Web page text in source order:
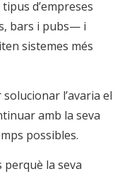
d’empreses
bars i pubs— i
sistemes més
l’avaria el
amb la seva
possibles.
perquè la seva